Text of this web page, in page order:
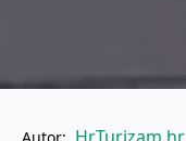
Autor: HrTurizam.hr